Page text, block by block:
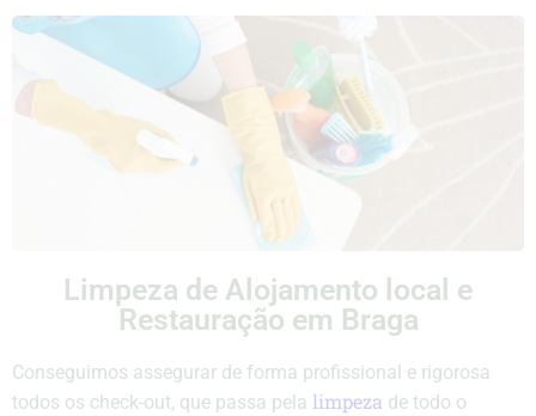
Limpeza de Alojamento local e
Restauração em Braga
Conseguimos assegurar de forma profissional e rigorosa
todos os check-out, que passa pela limpeza de todo o